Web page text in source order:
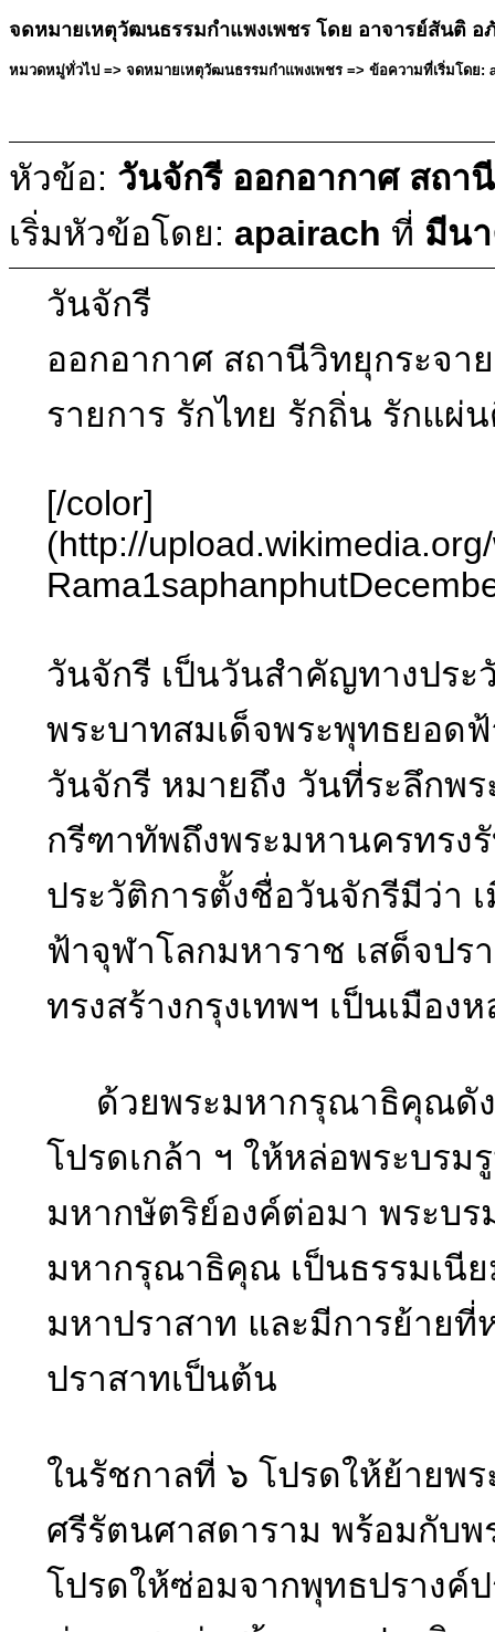
จดหมายเหตุวัฒนธรรมกำแพงเพชร โดย อาจารย์สันติ อ
หมวดหมู่ทั่วไป => จดหมายเหตุวัฒนธรรมกำแพงเพชร => ข้อความที่เริ่มโดย:
หัวข้อ: วันจักรี ออกอากาศ สถา
เริ่มหัวข้อโดย: apairach ที่ มีน
วันจักรี
ออกอากาศ สถานีวิทยุกระจา
รายการ รักไทย รักถิ่น รักแผ่
[/color]
(http://
วันจักรี เป็นวันสำคัญทางปร
พระบาทสมเด็จพระพุทธยอด
วันจักรี หมายถึง วันที่ระลึกพ
กรีฑาทัพถึงพระมหานครทรง
ประวัติการตั้งชื่อวันจักรีมีว่า
ฟ้าจุฬาโลกมหาราช เสด็จปร
ทรงสร้างกรุงเทพฯ เป็นเมือ
ด้วยพระมหากรุณาธิคุณดังก
โปรดเกล้า ฯ ให้หล่อพระบรม
มหากษัตริย์องค์ต่อมา พระบร
มหากรุณาธิคุณ เป็นธรรมเนี
มหาปราสาท และมีการย้ายที่
ปราสาทเป็นต้น
ในรัชกาลที่ ๖ โปรดให้ย้ายพ
ศรีรัตนศาสดาราม พร้อมกับ
โปรดให้ซ่อมจากพุทธปรางค์